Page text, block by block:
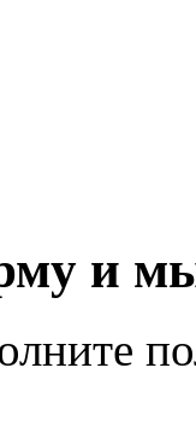
и